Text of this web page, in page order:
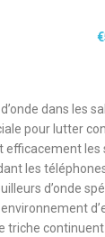
€
dans les
pour lutter
efficacement les
les
d’onde
triche continuent